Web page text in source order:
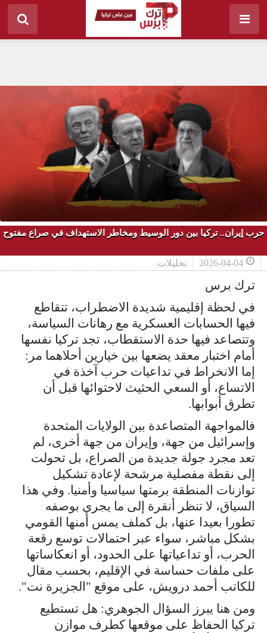
حرب إيران.. تركيا بين دور الوسيط ومخاطر الاستهداف في صراع مفتوح
2026-04-04 تحليلات
ترك برس
في لحظة إقليمية شديدة الاضطراب، تتقاطع
فيها الحسابات العسكرية مع رهانات السياسة،
وتتصاعد فيها حدة الاستقطاب، تجد تركيا نفسها
أمام اختبار معقد يضعها بين خيارين أحلاهما مر:
إما الانخراط في تداعيات حرب آخذة في
الاتساع، أو السعي الحثيث لاحتوائها قبل أن
تطرق أبوابها.
فالمواجهة المتصاعدة بين الولايات المتحدة
وإسرائيل من جهة، وإيران من جهة أخرى، لم
تعد مجرد جولة جديدة من الصراع، بل تحولت
إلى نقطة مفصلية مرشحة لإعادة تشكيل
توازنات المنطقة برمتها سياسيا وأمنيا. وفي هذا
السياق، لا تنظر أنقرة إلى ما يجري بوصفه
تطورا بعيدا عنها، بل كملف يمس أمنها القومي
بشكل مباشر، سواء عبر احتمالات توسع رقعة
الحرب، أو تداعياتها على الحدود، أو انعكاساتها
على ملفات حساسة في الإقليم، بحسب مقال
للكاتب أحمد درويش، على موقع "الجزيرة نت".
ومن هنا يبرز السؤال الجوهري: هل تستطيع
تركيا الحفاظ على موقعها كطرف موازن